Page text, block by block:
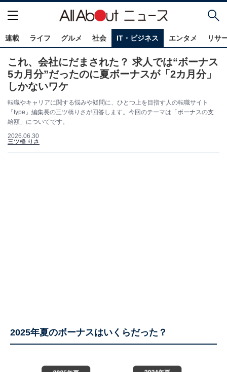
連載 ライフ グルメ 社会 IT・ビジネス エンタメ リサ
これ、会社にだまされた？ 求人では“ボーナス
5カ月分”だったのに夏ボーナスが「2カ月分」
しかないワケ
転職やキャリアに関する悩みや疑問に、ひとつ上を目指す人の転職サイト
『type』編集長の三ツ橋りさが回答します。今回のテーマは「ボーナスの支
給額」についてです。
2026.06.30
三ツ橋 りさ
2025年夏のボーナスはいくらだった？